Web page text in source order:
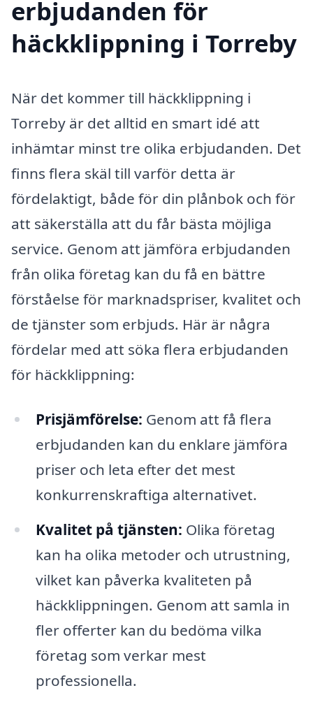
erbjudanden för
häckklippning i Torreby
När det kommer till häckklippning i
Torreby är det alltid en smart idé att
inhämtar minst tre olika erbjudanden. Det
finns flera skäl till varför detta är
fördelaktigt, både för din plånbok och för
att säkerställa att du får bästa möjliga
service. Genom att jämföra erbjudanden
från olika företag kan du få en bättre
förståelse för marknadspriser, kvalitet och
de tjänster som erbjuds. Här är några
fördelar med att söka flera erbjudanden
för häckklippning:
Prisjämförelse: Genom att få flera
erbjudanden kan du enklare jämföra
priser och leta efter det mest
konkurrenskraftiga alternativet.
Kvalitet på tjänsten: Olika företag
kan ha olika metoder och utrustning,
vilket kan påverka kvaliteten på
häckklippningen. Genom att samla in
fler offerter kan du bedöma vilka
företag som verkar mest
professionella.